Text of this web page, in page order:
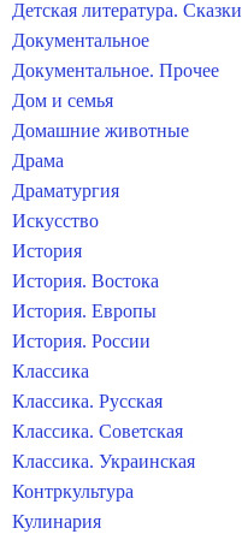
Детская литература. Сказки
Документальное
Документальное. Прочее
Дом и семья
Домашние животные
Драма
Драматургия
Искусство
История
История. Востока
История. Европы
История. России
Классика
Классика. Русская
Классика. Советская
Классика. Украинская
Контркультура
Кулинария